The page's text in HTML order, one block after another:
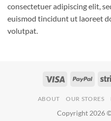
consectetuer adipiscing elit,
euismod tincidunt ut laoreet
volutpat.
Visa
ABOUT OUR STORES
Copyright 2026